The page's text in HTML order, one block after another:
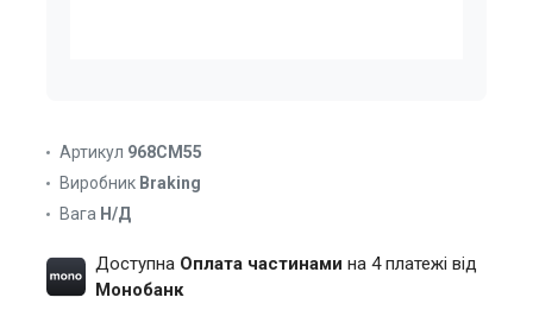
Артикул 968CM55
Виробник Braking
Вага Н/Д
Доступна Оплата частинами на 4 платежі від
Монобанк